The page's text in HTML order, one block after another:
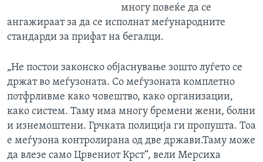
многу повеќе да се
ангажираат за да се исполнат меѓународните
стандарди за прифат на бегалци.
„Не постои законско објаснување зошто луѓето се
држат во меѓузоната. Со меѓузоната комплетно
потфрливме како човештво, како организации,
како систем. Таму има многу бремени жени, болни
и изнемоштени. Грчката полиција ги пропушта. Тоа
е меѓузона контролирана од две држави.Таму може
да влезе само Црвениот Крст“, вели Мерсиха